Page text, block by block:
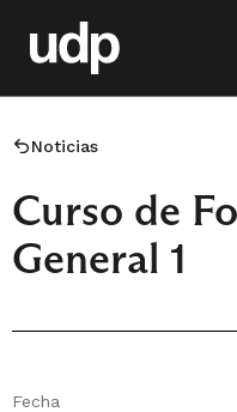
Noticias
Curso de
General 1
Fecha